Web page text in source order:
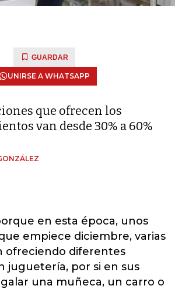
GUARDAR
UNIRSE A WHATSAPP
que ofrecen los
van desde 30% a 60%
en esta época, unos
empiece diciembre, varias
ofreciendo diferentes
juguetería, por si en sus
una muñeca, un carro o